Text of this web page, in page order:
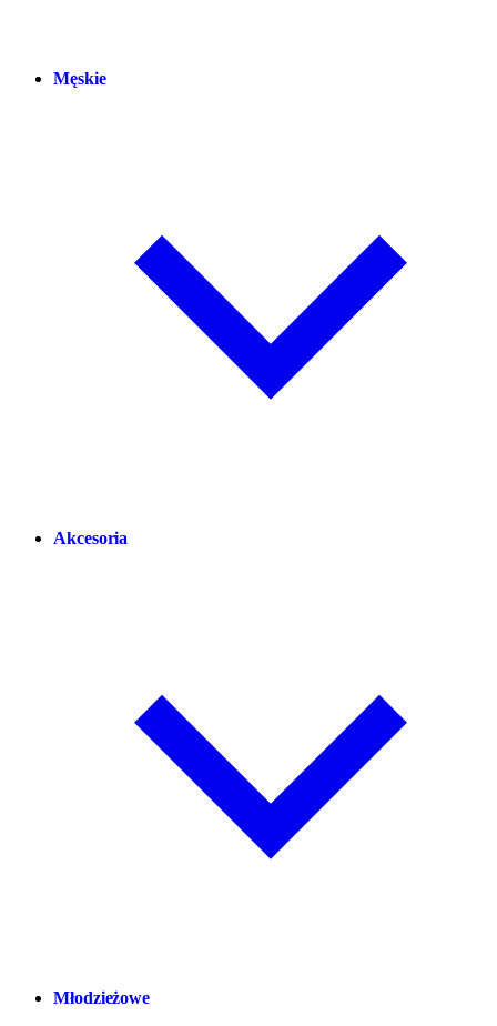
Męskie
Akcesoria
Młodzieżowe